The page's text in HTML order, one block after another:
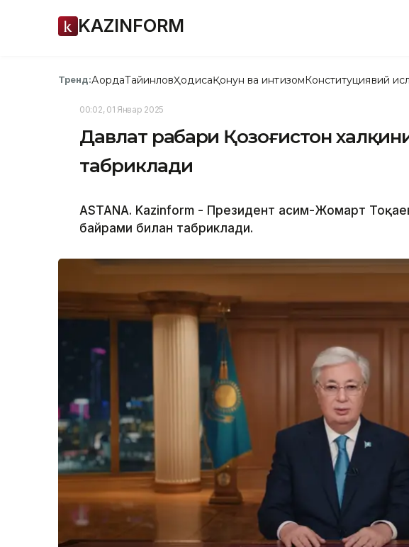
KAZINFORM
Тренд:АқордаТайинловҲодисаҚонун ва интизомКонституциявий
00:02, 01 Январ 2025
Давлат раҳбари Қозоғистон
табриклади
ASTANA. Kazinform - Президент Қасим-Жомарт
байрами билан табриклади.